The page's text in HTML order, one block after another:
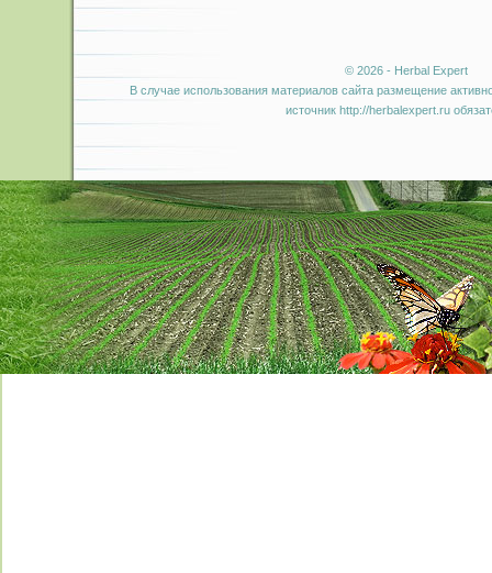
© 2026 - Herbal Expert
В случае использования материалов сайта размещение
источник http://herbalexpert.ru